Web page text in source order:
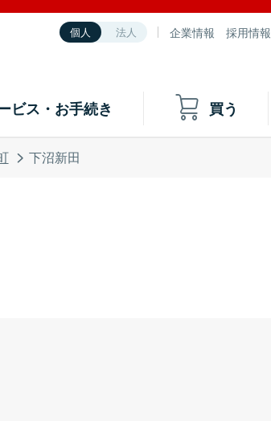
個人 法人 企業情報 採用情報
ビス・お手続き 買う
下沼新田